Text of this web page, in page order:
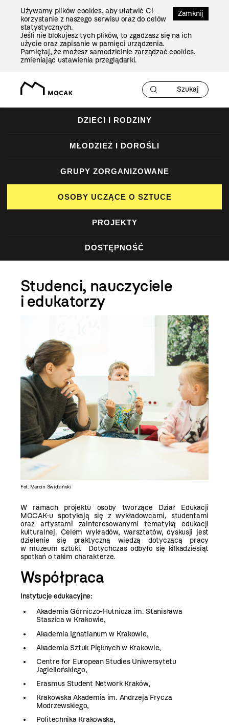
Zamknij
Używamy plików cookies, aby ułatwić Ci
korzystanie z naszego serwisu oraz do celów
statystycznych.
Jeśli nie blokujesz tych plików, to zgadzasz się na ich
użycie oraz zapisanie w pamięci urządzenia.
Pamiętaj, że możesz samodzielnie zarządzać cookies,
zmieniając ustawienia przeglądarki.
DZIECI I RODZINY
MŁODZIEŻ I DOROŚLI
GRUPY ZORGANIZOWANE
OSOBY UCZĄCE O SZTUCE
PROJEKTY
DOSTĘPNOŚĆ
Studenci, nauczyciele
i edukatorzy
Fot. Marcin Świdziński
W ramach projektu osoby tworzące Dział Edukacji
MOCAK-u spotykają się z wykładowcami, studentami
oraz artystami zainteresowanymi tematyką edukacji
kulturalnej. Celem wykładów, warsztatów, dyskusji jest
dzielenie się praktyczną wiedzą dotyczącą pracy
w muzeum sztuki. Dotychczas odbyło się kilkadziesiąt
spotkań o takim charakterze.
Współpraca
Instytucje edukacyjne:
Akademia Górniczo-Hutnicza im. Stanisława
Staszica w Krakowie,
Akademia Ignatianum w Krakowie,
Akademia Sztuk Pięknych w Krakowie,
Centre for European Studies Uniwersytetu
Jagiellońskiego,
Erasmus Student Network Kraków,
Krakowska Akademia im. Andrzeja Frycza
Modrzewskiego,
Politechnika Krakowska,